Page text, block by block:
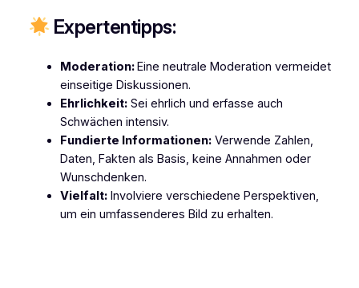
Expertentipps:
Moderation:Eine neutrale Moderation vermeidet
einseitige Diskussionen.
Ehrlichkeit:Sei ehrlich und erfasse auch
Schwächen intensiv.
Fundierte Informationen:Verwende Zahlen,
Daten, Fakten als Basis, keine Annahmen oder
Wunschdenken.
Vielfalt:Involviere verschiedene Perspektiven,
um ein umfassenderes Bild zu erhalten.